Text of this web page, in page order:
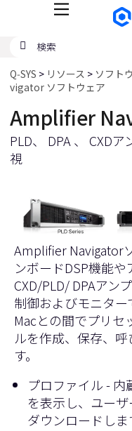
Q-
デ
ィ
品
ホ
ー
ム
メ
ュ
QSYS.com (English)
Deutsch
Español
Français
日本語
한국어
の
送
Q‑SYS リソース ソフト
vigator ソフトウェア
Amplifier
PLD、 DPA 、 CXD
視
Amplifier Navigator
ンボードDSP機能
CXD/PLD/ DPAアン
制御およびモニター
Macとの間でプリセ
ルを作成、保存、
す。
プロファイル -
を表示し、ユー
ダウンロードしま